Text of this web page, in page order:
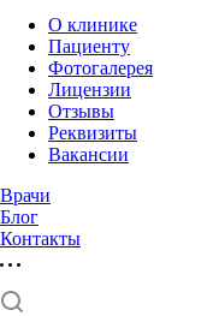
О клинике
Пациенту
Фотогалерея
Лицензии
Отзывы
Реквизиты
Вакансии
Врачи
Блог
Контакты